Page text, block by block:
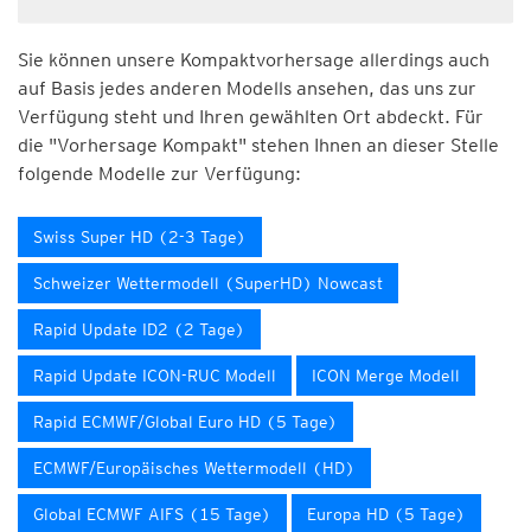
Sie können unsere Kompaktvorhersage allerdings auch
auf Basis jedes anderen Modells ansehen, das uns zur
Verfügung steht und Ihren gewählten Ort abdeckt. Für
die "Vorhersage Kompakt" stehen Ihnen an dieser Stelle
folgende Modelle zur Verfügung:
Swiss Super HD (2-3 Tage)
Schweizer Wettermodell (SuperHD) Nowcast
Rapid Update ID2 (2 Tage)
Rapid Update ICON-RUC Modell ICON Merge Modell
Rapid ECMWF/Global Euro HD (5 Tage)
ECMWF/Europäisches Wettermodell (HD)
Global ECMWF AIFS (15 Tage) Europa HD (5 Tage)